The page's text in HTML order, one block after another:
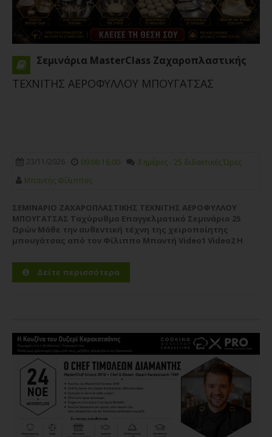
Σεμινάρια MasterClass Ζαχαροπλαστικής
ΤΕΧΝΙΤΗΣ ΑΕΡΟΦΥΛΛΟΥ ΜΠΟΥΓΑΤΣΑΣ
23/11/2026 09:00 16:00
3 ημέρες - 25 διδακτικές Ώρες
Μπαντής Φίλιππος
ΣΕΜΙΝΑΡΙΟ ΖΑΧΑΡΟΠΛΑΣΤΙΚΗΣ ΤΕΧΝΙΤΗΣ ΑΕΡΟΦΥΛΛΟΥ
ΜΠΟΥΓΑΤΣΑΣ Ταχύρυθμο Επαγγελματικό Σεμινάριο 25
Ωρών Μάθε την αυθεντική τέχνη της χειροποίητης
μπουγάτσας από τον Φίλιππο Μπαντή Video1 Video2 Η
ολοκληρωμένο,...Περισσότερα
Δείτε περισσότερα